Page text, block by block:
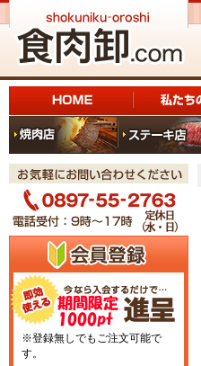
※登録無しでもご注文可能で
す。